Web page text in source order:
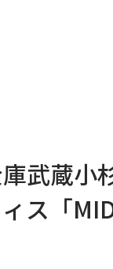
庫武蔵
ス「